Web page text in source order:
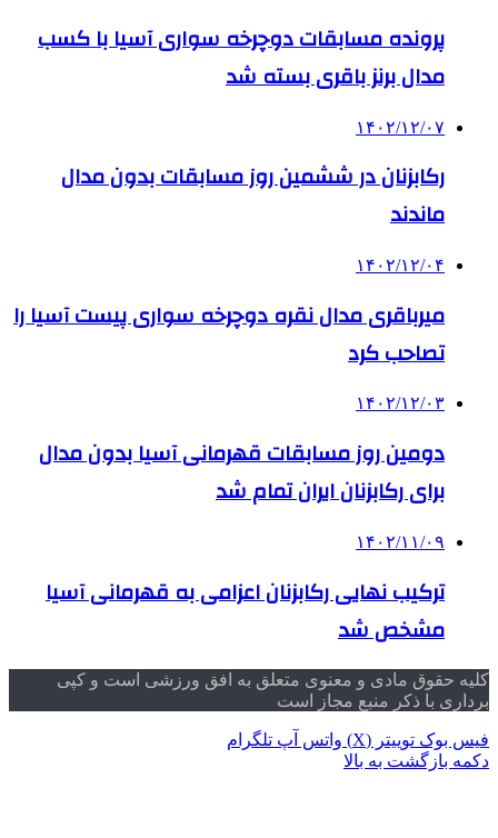
پرونده مسابقات دوچرخه سواری آسیا با کسب
مدال برنز باقری بسته شد
۱۴۰۲/۱۲/۰۷
رکابزنان در ششمین روز مسابقات بدون مدال
ماندند
۱۴۰۲/۱۲/۰۴
میرباقری مدال نقره دوچرخه سواری پیست آسیا را
تصاحب کرد
۱۴۰۲/۱۲/۰۳
دومین روز مسابقات قهرمانی آسیا بدون مدال
برای رکابزنان ایران تمام شد
۱۴۰۲/۱۱/۰۹
ترکیب نهایی رکابزنان اعزامی به قهرمانی آسیا
مشخص شد
کلیه حقوق مادی و معنوی متعلق به افق ورزشی است و کپی
برداری با ذکر منبع مجاز است
فیس بوک توییتر (X) واتس آپ تلگرام
دکمه بازگشت به بالا